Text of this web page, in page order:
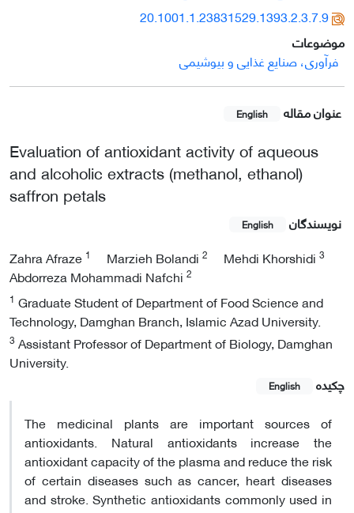
20.1001.1.23831529.1393.2.3.7.9
موضوعات
فرآوری، صنایع غذایی و بیوشیمی
عنوان مقاله English
Evaluation of antioxidant activity of aqueous
and alcoholic extracts (methanol, ethanol)
saffron petals
نویسندگان English
Zahra Afraze 1 Marzieh Bolandi 2 Mehdi Khorshidi 3
Abdorreza Mohammadi Nafchi 2
1 Graduate Student of Department of Food Science and
Technology, Damghan Branch, Islamic Azad University.
3 Assistant Professor of Department of Biology, Damghan
University.
چکیده
English
The medicinal plants are important sources of
antioxidants. Natural antioxidants increase the
antioxidant capacity of the plasma and reduce the risk
of certain diseases such as cancer, heart diseases
and stroke. Synthetic antioxidants commonly used in